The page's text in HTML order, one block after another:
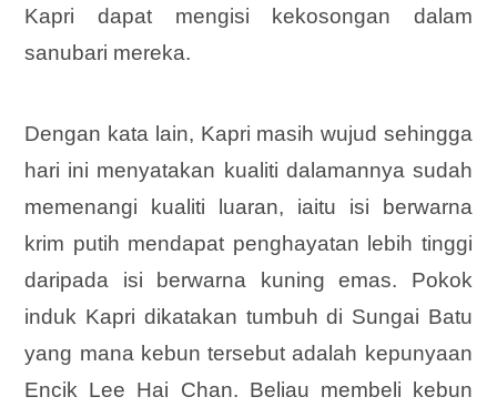
Kapri dapat mengisi kekosongan dalam
sanubari mereka.
Dengan kata lain, Kapri masih wujud sehingga
hari ini menyatakan kualiti dalamannya sudah
memenangi kualiti luaran, iaitu isi berwarna
krim putih mendapat penghayatan lebih tinggi
daripada isi berwarna kuning emas. Pokok
induk Kapri dikatakan tumbuh di Sungai Batu
yang mana kebun tersebut adalah kepunyaan
Encik Lee Hai Chan. Beliau membeli kebun